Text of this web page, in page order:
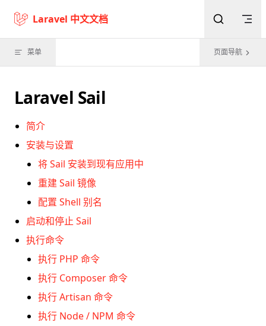
Skip to content
Laravel 中文文档
菜单 页面导航
Laravel Sail
简介
安装与设置
将 Sail 安装到现有应用中
重建 Sail 镜像
配置 Shell 别名
启动和停止 Sail
执行命令
执行 PHP 命令
执行 Composer 命令
执行 Artisan 命令
执行 Node / NPM 命令